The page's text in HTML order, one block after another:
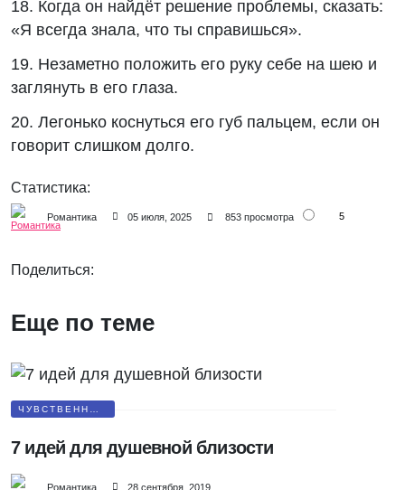
18. Когда он найдёт решение проблемы, сказать:
«Я всегда знала, что ты справишься».
19. Незаметно положить его руку себе на шею и
заглянуть в его глаза.
20. Легонько коснуться его губ пальцем, если он
говорит слишком долго.
Статистика:
Романтика 05 июля, 2025 853 просмотра 5
Поделиться:
Еще по теме
ЧУВСТВЕННЫЕ
7 идей для душевной близости
Романтика 28 сентября, 2019